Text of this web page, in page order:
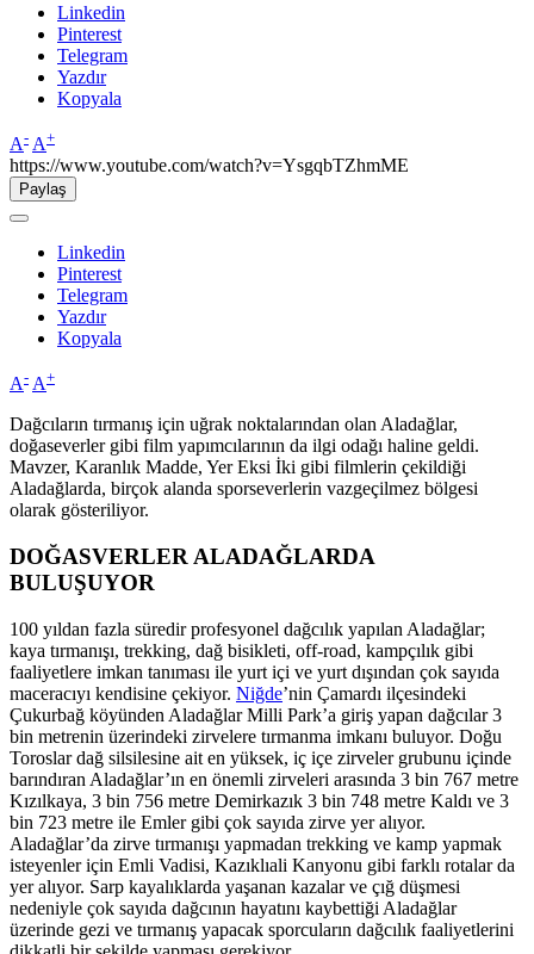
Linkedin
Pinterest
Telegram
Yazdır
Kopyala
A- A+
https://www.youtube.com/watch?v=YsgqbTZhmME
Paylaş
Linkedin
Pinterest
Telegram
Yazdır
Kopyala
A- A+
Dağcıların tırmanış için uğrak noktalarından olan Aladağlar,
doğaseverler gibi film yapımcılarının da ilgi odağı haline geldi.
Mavzer, Karanlık Madde, Yer Eksi İki gibi filmlerin çekildiği
Aladağlarda, birçok alanda sporseverlerin vazgeçilmez bölgesi
olarak gösteriliyor.
DOĞASVERLER ALADAĞLARDA
BULUŞUYOR
100 yıldan fazla süredir profesyonel dağcılık yapılan Aladağlar;
kaya tırmanışı, trekking, dağ bisikleti, off-road, kampçılık gibi
faaliyetlere imkan tanıması ile yurt içi ve yurt dışından çok sayıda
maceracıyı kendisine çekiyor. Niğde’nin Çamardı ilçesindeki
Çukurbağ köyünden Aladağlar Milli Park’a giriş yapan dağcılar 3
bin metrenin üzerindeki zirvelere tırmanma imkanı buluyor. Doğu
Toroslar dağ silsilesine ait en yüksek, iç içe zirveler grubunu içinde
barındıran Aladağlar’ın en önemli zirveleri arasında 3 bin 767 metre
Kızılkaya, 3 bin 756 metre Demirkazık 3 bin 748 metre Kaldı ve 3
bin 723 metre ile Emler gibi çok sayıda zirve yer alıyor.
Aladağlar’da zirve tırmanışı yapmadan trekking ve kamp yapmak
isteyenler için Emli Vadisi, Kazıklıali Kanyonu gibi farklı rotalar da
yer alıyor. Sarp kayalıklarda yaşanan kazalar ve çığ düşmesi
nedeniyle çok sayıda dağcının hayatını kaybettiği Aladağlar
üzerinde gezi ve tırmanış yapacak sporcuların dağcılık faaliyetlerini